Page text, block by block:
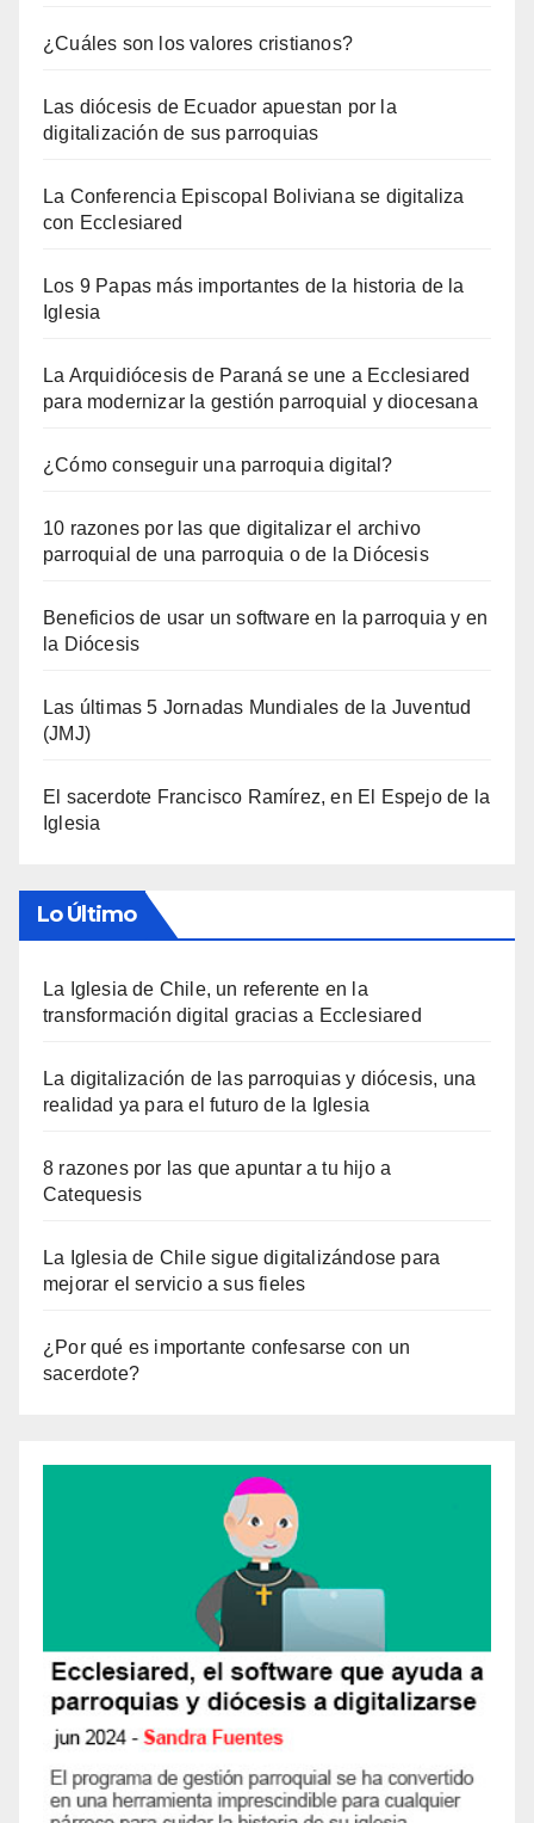
¿Cuáles son los valores cristianos?
Las diócesis de Ecuador apuestan por la
digitalización de sus parroquias
La Conferencia Episcopal Boliviana se digitaliza
con Ecclesiared
Los 9 Papas más importantes de la historia de la
Iglesia
La Arquidiócesis de Paraná se une a Ecclesiared
para modernizar la gestión parroquial y diocesana
¿Cómo conseguir una parroquia digital?
10 razones por las que digitalizar el archivo
parroquial de una parroquia o de la Diócesis
Beneficios de usar un software en la parroquia y en
la Diócesis
Las últimas 5 Jornadas Mundiales de la Juventud
(JMJ)
El sacerdote Francisco Ramírez, en El Espejo de la
Iglesia
Lo Último
La Iglesia de Chile, un referente en la
transformación digital gracias a Ecclesiared
La digitalización de las parroquias y diócesis, una
realidad ya para el futuro de la Iglesia
8 razones por las que apuntar a tu hijo a
Catequesis
La Iglesia de Chile sigue digitalizándose para
mejorar el servicio a sus fieles
¿Por qué es importante confesarse con un
sacerdote?